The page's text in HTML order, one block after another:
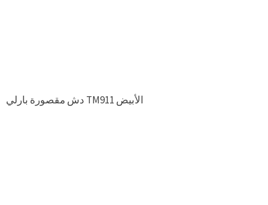
دش مقصورة بارلي TM911 الأبيض